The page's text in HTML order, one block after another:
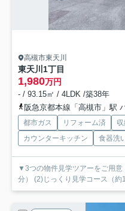
高槻市東天川
東天川1丁目
1,980万円
- / 93.15㎡ / 4LDK /築38年
阪急京都本線「高槻市」駅 バス
都市ガス リフォーム済
カウンターキッチン
食器洗
▼3つの物件見学ツアーをご用
分） (2)じっくり見学コース（約